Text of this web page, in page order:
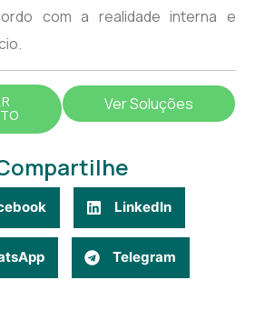
com a realidade interna e
Ver Soluções
LinkedIn
Telegram